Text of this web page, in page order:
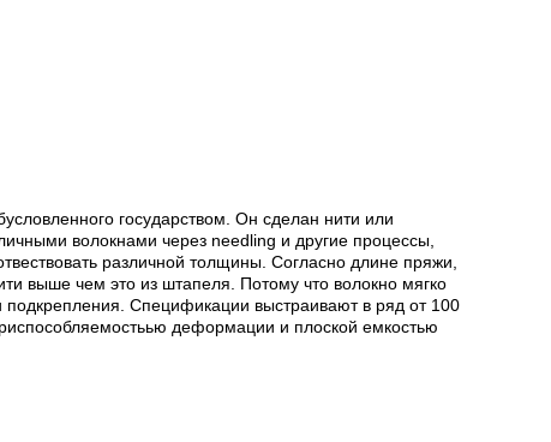
государством. Он сделан нити или
волокнами через needling и другие процессы,
различной толщины. Согласно длине пряжи,
выше чем это из штапеля. Потому что волокно мягко
Спецификации выстраивают в ряд от 100
деформации и плоской емкостью